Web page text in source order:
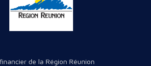
de la Région Réunion